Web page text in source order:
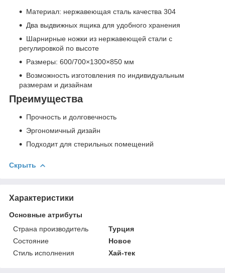
Материал: нержавеющая сталь качества 304
Два выдвижных ящика для удобного хранения
Шарнирные ножки из нержавеющей стали с
регулировкой по высоте
Размеры: 600/700×1300×850 мм
Возможность изготовления по индивидуальным
размерам и дизайнам
Преимущества
Прочность и долговечность
Эргономичный дизайн
Подходит для стерильных помещений
Скрыть
Характеристики
Основные атрибуты
Страна производитель
Турция
Состояние
Новое
Стиль исполнения
Хай-тек